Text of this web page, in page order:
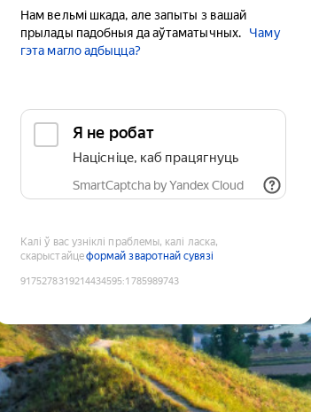
Нам вельмі шкада, але запыты з вашай
прылады падобныя да аўтаматычных.
Чаму
гэта магло адбыцца?
Я не робат
Націсніце, каб працягнуць
SmartCaptcha by Yandex Cloud
Калі ў вас узніклі праблемы, калі ласка,
скарыстайцеформай зваротнай сувязі
9175278319214434595:1785989743